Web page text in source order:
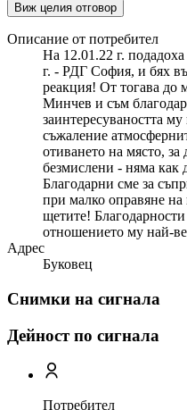
Виж целия отговор
Описание от потребител
На 12.01.22 г.
г. - РДГ София, и бях
реакция! От тогава до
Минчев и съм
заинтересуваността
съжаление
отиването на място, за
безмислени - няма как
Благодарни сме за
при малко оправяне
щетите!
отношението му най-
Адрес
Буковец
Снимки на сигнала
Дейност по сигнала
Потребител